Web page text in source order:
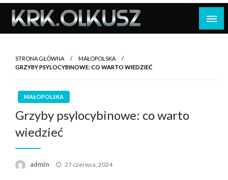
Skip
content
STRONA GŁÓWNA
MAŁOPOLSKA
GRZYBY PSYLOCYBINOWE: CO WARTO WIEDZIEĆ
MAŁOPOLSKA
Grzyby psylocybinowe: co warto
wiedzieć
admin
Opublikowane
27 czerwca, 2024